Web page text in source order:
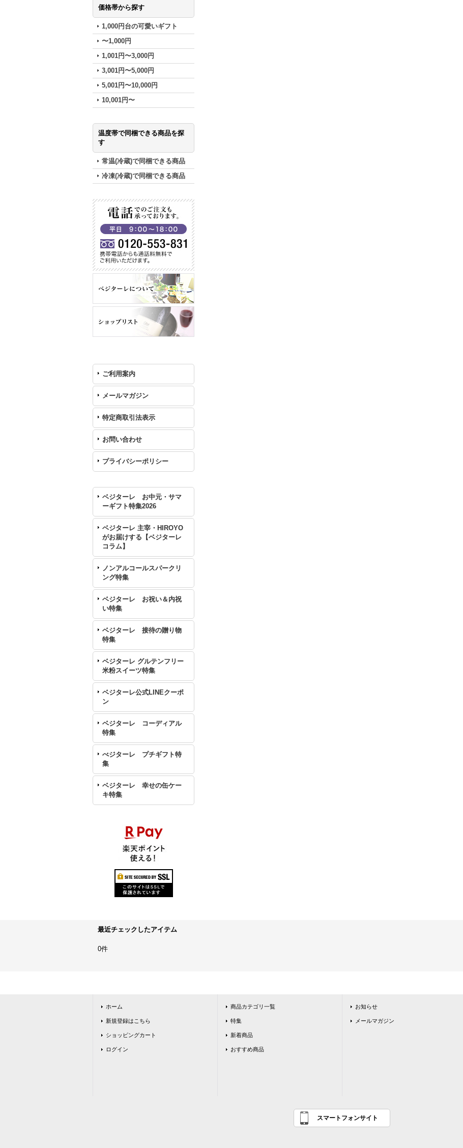
価格帯から探す
1,000円台の可愛いギフト
〜1,000円
1,001円〜3,000円
3,001円〜5,000円
5,001円〜10,000円
10,001円〜
温度帯で同梱できる商品を探
す
常温(冷蔵)で同梱できる商品
冷凍(冷蔵)で同梱できる商品
ご利用案内
メールマガジン
特定商取引法表示
お問い合わせ
プライバシーポリシー
ベジターレ お中元・サマ
ーギフト特集2026
ベジターレ 主宰・HIROYO
がお届けする【ベジターレ
コラム】
ノンアルコールスパークリ
ング特集
ベジターレ お祝い＆内祝
い特集
ベジターレ 接待の贈り物
特集
ベジターレ グルテンフリー
米粉スイーツ特集
ベジターレ公式LINEクーポ
ン
ベジターレ コーディアル
特集
べジターレ プチギフト特
集
ベジターレ 幸せの缶ケー
キ特集
最近チェックしたアイテム
0件
ホーム
新規登録はこちら
ショッピングカート
ログイン
商品カテゴリ一覧
特集
新着商品
おすすめ商品
お知らせ
メールマガジン
スマートフォンサイト